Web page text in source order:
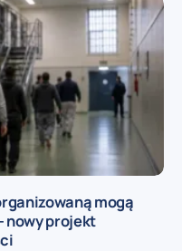
mogą
nowy projekt